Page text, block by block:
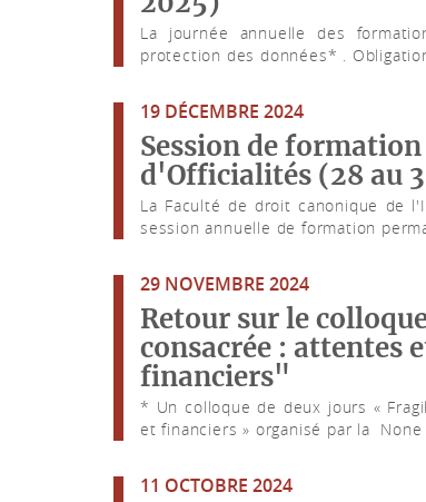
La journée annuelle des
protection des données* .
19 DÉCEMBRE 2024
Session de
d'Officialités (28 au
La Faculté de droit canonique de
session annuelle de formation
29 NOVEMBRE 2024
Retour sur le
consacrée : attentes
financiers"
* Un colloque de deux jours «
et financiers » organisé par la None
11 OCTOBRE 2024